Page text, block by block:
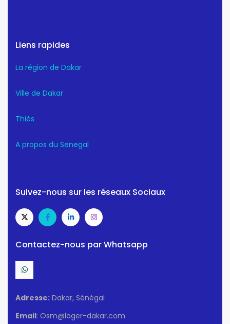
Liens rapides
La région de Dakar
Ville de Dakar
Thiès
A propos du Senegal
Suivez-nous sur les réseaux Sociaux
Contactez-nous par Whatsapp
Adresse: Dakar, Sénégal
Email: Osm@loger-dakar.com